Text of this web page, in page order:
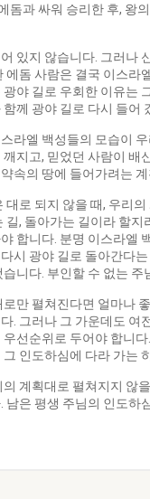
돔과 싸워 승리한 후, 왕
있지 않습니다. 그러나
에돔 사람은 결국 이스
야 길로 우회한 이유는
께 광야 길로 다시 들어
라엘 백성들의 모습이
지고, 믿었던 사람이
속의 땅에 들어가려는
대로 되지 않을 때, 우리
길, 돌아가는 길이라 할
합니다. 분명 이스라엘
시 광야 길로 돌아간다
니다. 부인할 수 없는
만 펼쳐진다면 얼마나
. 그러나 그 가운데도
선순위로 두어야 합니
인도하심에 다라 가는
계획대로 펼쳐지지 않
남은 평생 주님의 인도